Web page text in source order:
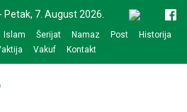
7. August 2026.
Islam Šerijat Namaz Post
Historija
Vakuf Kontakt